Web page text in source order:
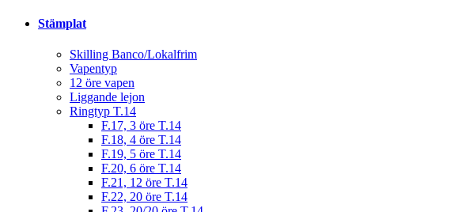
Stämplat
Skilling Banco/Lokalfrim
Vapentyp
12 öre vapen
Liggande lejon
Ringtyp T.14
F.17, 3 öre T.14
F.18, 4 öre T.14
F.19, 5 öre T.14
F.20, 6 öre T.14
F.21, 12 öre T.14
F.22, 20 öre T.14